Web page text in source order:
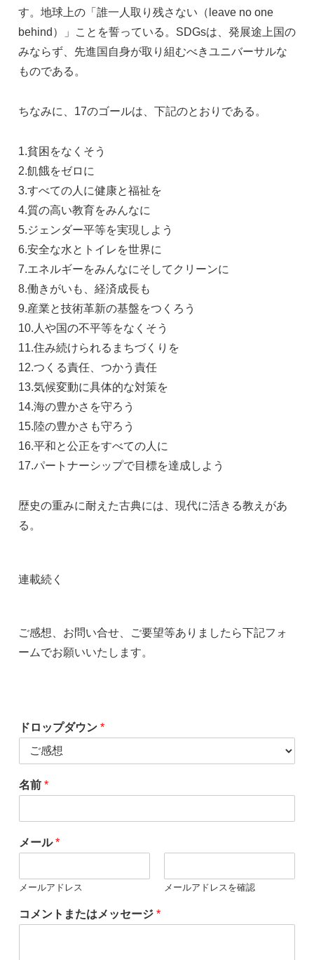
す。地球上の「誰一人取り残さない（leave no one
behind）」ことを誓っている。SDGsは、発展途上国の
みならず、先進国自身が取り組むべきユニバーサルな
ものである。
ちなみに、17のゴールは、下記のとおりである。
1.貧困をなくそう
2.飢餓をゼロに
3.すべての人に健康と福祉を
4.質の高い教育をみんなに
5.ジェンダー平等を実現しよう
6.安全な水とトイレを世界に
7.エネルギーをみんなにそしてクリーンに
8.働きがいも、経済成長も
9.産業と技術革新の基盤をつくろう
10.人や国の不平等をなくそう
11.住み続けられるまちづくりを
12.つくる責任、つかう責任
13.気候変動に具体的な対策を
14.海の豊かさを守ろう
15.陸の豊かさも守ろう
16.平和と公正をすべての人に
17.パートナーシップで目標を達成しよう
歴史の重みに耐えた古典には、現代に活きる教えがあ
る。
連載続く
ご感想、お問い合せ、ご要望等ありましたら下記フォ
ームでお願いいたします。
ドロップダウン *
名前 *
メール*
メールアドレス メールアドレスを確認
コメントまたはメッセージ *